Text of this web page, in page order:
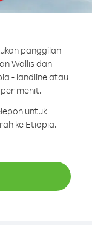
panggilan
Wallis dan
- landline atau
menit.
untuk
ke Etiopia.